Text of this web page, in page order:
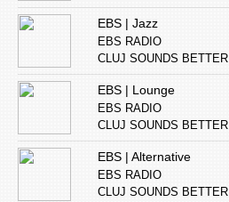
EBS | Jazz
EBS RADIO
CLUJ SOUNDS BETTER
EBS | Lounge
EBS RADIO
CLUJ SOUNDS BETTER
EBS | Alternative
EBS RADIO
CLUJ SOUNDS BETTER